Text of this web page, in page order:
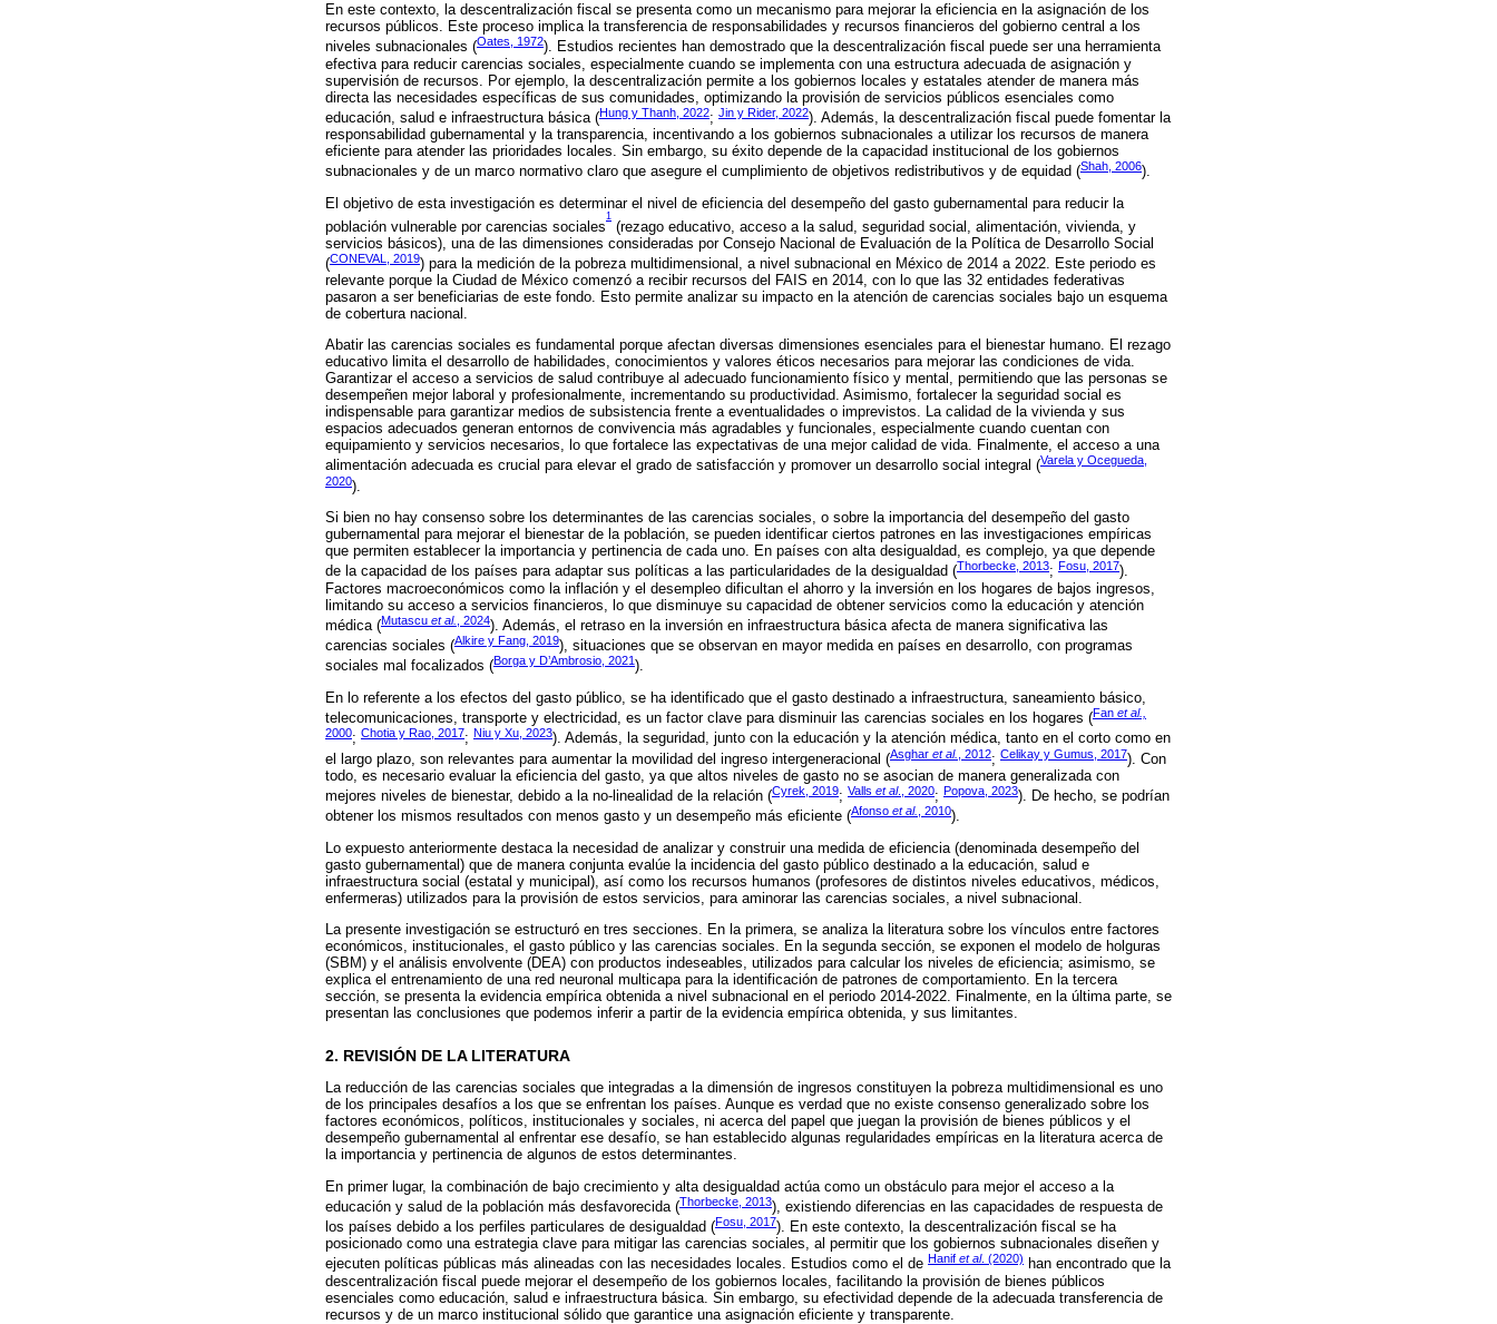
En este contexto, la descentralización fiscal se presenta como un mecanismo para mejorar la eficiencia en la asignación de los
recursos públicos. Este proceso implica la transferencia de responsabilidades y recursos financieros del gobierno central a los
niveles subnacionales (Oates, 1972). Estudios recientes han demostrado que la descentralización fiscal puede ser una herramienta
efectiva para reducir carencias sociales, especialmente cuando se implementa con una estructura adecuada de asignación y
supervisión de recursos. Por ejemplo, la descentralización permite a los gobiernos locales y estatales atender de manera más
directa las necesidades específicas de sus comunidades, optimizando la provisión de servicios públicos esenciales como
educación, salud e infraestructura básica (Hung y Thanh, 2022; Jin y Rider, 2022). Además, la descentralización fiscal puede fomentar la
responsabilidad gubernamental y la transparencia, incentivando a los gobiernos subnacionales a utilizar los recursos de manera
eficiente para atender las prioridades locales. Sin embargo, su éxito depende de la capacidad institucional de los gobiernos
subnacionales y de un marco normativo claro que asegure el cumplimiento de objetivos redistributivos y de equidad (Shah, 2006).
El objetivo de esta investigación es determinar el nivel de eficiencia del desempeño del gasto gubernamental para reducir la
población vulnerable por carencias sociales
1
(rezago educativo, acceso a la salud, seguridad social, alimentación, vivienda, y
servicios básicos), una de las dimensiones consideradas por Consejo Nacional de Evaluación de la Política de Desarrollo Social
(CONEVAL, 2019) para la medición de la pobreza multidimensional, a nivel subnacional en México de 2014 a 2022. Este periodo es
relevante porque la Ciudad de México comenzó a recibir recursos del FAIS en 2014, con lo que las 32 entidades federativas
pasaron a ser beneficiarias de este fondo. Esto permite analizar su impacto en la atención de carencias sociales bajo un esquema
de cobertura nacional.
Abatir las carencias sociales es fundamental porque afectan diversas dimensiones esenciales para el bienestar humano. El rezago
educativo limita el desarrollo de habilidades, conocimientos y valores éticos necesarios para mejorar las condiciones de vida.
Garantizar el acceso a servicios de salud contribuye al adecuado funcionamiento físico y mental, permitiendo que las personas se
desempeñen mejor laboral y profesionalmente, incrementando su productividad. Asimismo, fortalecer la seguridad social es
indispensable para garantizar medios de subsistencia frente a eventualidades o imprevistos. La calidad de la vivienda y sus
espacios adecuados generan entornos de convivencia más agradables y funcionales, especialmente cuando cuentan con
equipamiento y servicios necesarios, lo que fortalece las expectativas de una mejor calidad de vida. Finalmente, el acceso a una
alimentación adecuada es crucial para elevar el grado de satisfacción y promover un desarrollo social integral (Varela y Ocegueda,
2020).
Si bien no hay consenso sobre los determinantes de las carencias sociales, o sobre la importancia del desempeño del gasto
gubernamental para mejorar el bienestar de la población, se pueden identificar ciertos patrones en las investigaciones empíricas
que permiten establecer la importancia y pertinencia de cada uno. En países con alta desigualdad, es complejo, ya que depende
de la capacidad de los países para adaptar sus políticas a las particularidades de la desigualdad (Thorbecke, 2013; Fosu, 2017).
Factores macroeconómicos como la inflación y el desempleo dificultan el ahorro y la inversión en los hogares de bajos ingresos,
limitando su acceso a servicios financieros, lo que disminuye su capacidad de obtener servicios como la educación y atención
médica (Mutascu et al. , 2024). Además, el retraso en la inversión en infraestructura básica afecta de manera significativa las
carencias sociales (Alkire y Fang, 2019), situaciones que se observan en mayor medida en países en desarrollo, con programas
sociales mal focalizados (Borga y D’Ambrosio, 2021 ).
En lo referente a los efectos del gasto público, se ha identificado que el gasto destinado a infraestructura, saneamiento básico,
telecomunicaciones, transporte y electricidad, es un factor clave para disminuir las carencias sociales en los hogares (Fan et al.,
2000; Chotia y Rao, 2017; Niu y Xu, 2023). Además, la seguridad, junto con la educación y la atención médica, tanto en el corto como en
el largo plazo, son relevantes para aumentar la movilidad del ingreso intergeneracional (Asghar et al. , 2012; Celikay y Gumus, 2017). Con
todo, es necesario evaluar la eficiencia del gasto, ya que altos niveles de gasto no se asocian de manera generalizada con
mejores niveles de bienestar, debido a la no-linealidad de la relación (Cyrek, 2019; Valls et al., 2020; Popova, 2023). De hecho, se podrían
obtener los mismos resultados con menos gasto y un desempeño más eficiente (Afonso et al., 2010).
Lo expuesto anteriormente destaca la necesidad de analizar y construir una medida de eficiencia (denominada desempeño del
gasto gubernamental) que de manera conjunta evalúe la incidencia del gasto público destinado a la educación, salud e
infraestructura social (estatal y municipal), así como los recursos humanos (profesores de distintos niveles educativos, médicos,
enfermeras) utilizados para la provisión de estos servicios, para aminorar las carencias sociales, a nivel subnacional.
La presente investigación se estructuró en tres secciones. En la primera, se analiza la literatura sobre los vínculos entre factores
económicos, institucionales, el gasto público y las carencias sociales. En la segunda sección, se exponen el modelo de holguras
(SBM) y el análisis envolvente (DEA) con productos indeseables, utilizados para calcular los niveles de eficiencia; asimismo, se
explica el entrenamiento de una red neuronal multicapa para la identificación de patrones de comportamiento. En la tercera
sección, se presenta la evidencia empírica obtenida a nivel subnacional en el periodo 2014-2022. Finalmente, en la última parte, se
presentan las conclusiones que podemos inferir a partir de la evidencia empírica obtenida, y sus limitantes.
2. REVISIÓN DE LA LITERATURA
La reducción de las carencias sociales que integradas a la dimensión de ingresos constituyen la pobreza multidimensional es uno
de los principales desafíos a los que se enfrentan los países. Aunque es verdad que no existe consenso generalizado sobre los
factores económicos, políticos, institucionales y sociales, ni acerca del papel que juegan la provisión de bienes públicos y el
desempeño gubernamental al enfrentar ese desafío, se han establecido algunas regularidades empíricas en la literatura acerca de
la importancia y pertinencia de algunos de estos determinantes.
En primer lugar, la combinación de bajo crecimiento y alta desigualdad actúa como un obstáculo para mejor el acceso a la
educación y salud de la población más desfavorecida (Thorbecke, 2013), existiendo diferencias en las capacidades de respuesta de
los países debido a los perfiles particulares de desigualdad (Fosu, 2017). En este contexto, la descentralización fiscal se ha
posicionado como una estrategia clave para mitigar las carencias sociales, al permitir que los gobiernos subnacionales diseñen y
ejecuten políticas públicas más alineadas con las necesidades locales. Estudios como el de Hanif et al. (2020) han encontrado que la
descentralización fiscal puede mejorar el desempeño de los gobiernos locales, facilitando la provisión de bienes públicos
esenciales como educación, salud e infraestructura básica. Sin embargo, su efectividad depende de la adecuada transferencia de
recursos y de un marco institucional sólido que garantice una asignación eficiente y transparente.